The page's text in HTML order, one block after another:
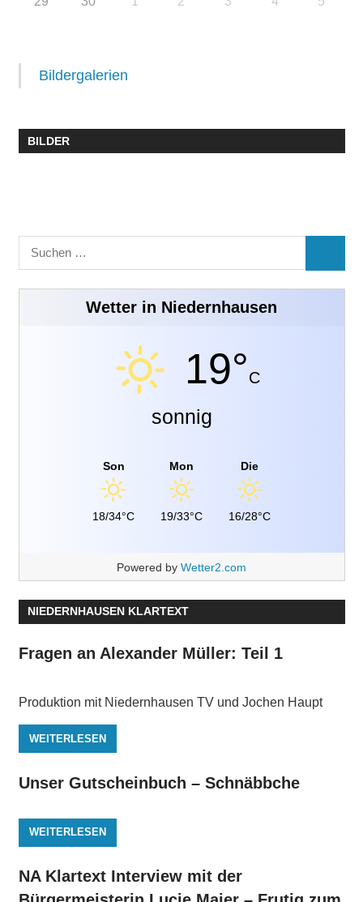
Bildergalerien
BILDER
Suchen
nach:
Wetter in Niedernhausen
19°C
sonnig
Son
18/34°C
Mon
19/33°C
Die
16/28°C
Powered by Wetter2.com
NIEDERNHAUSEN KLARTEXT
Fragen an Alexander Müller: Teil 1
Produktion mit Niedernhausen TV und Jochen Haupt
WEITERLESEN
Unser Gutscheinbuch – Schnäbbche
WEITERLESEN
NA Klartext Interview mit der